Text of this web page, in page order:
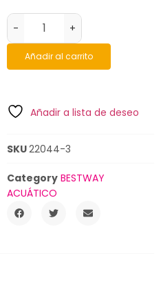
- +
Añadir al carrito
Añadir a lista de deseo
SKU22044-3
Category BESTWAY
ACUÁTICO